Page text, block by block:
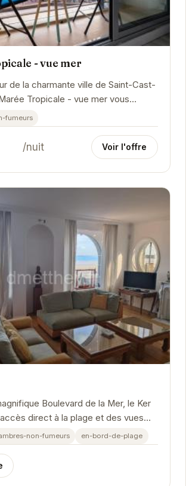
- vue mer
de la charmante ville de Saint-Cast-
Tropicale - vue mer vous
inoubliable. Avec sa vue...
fumeurs
/nuit Voir l'offre
Boulevard de la Mer, le Ker
direct à la plage et des vues
la mer.non-fumeurs en-bord-de-plage